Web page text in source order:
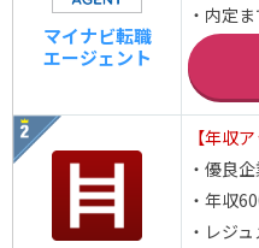
マイナビ転職
エージェント
・内定
【年収
・優良
・年収
・レジ